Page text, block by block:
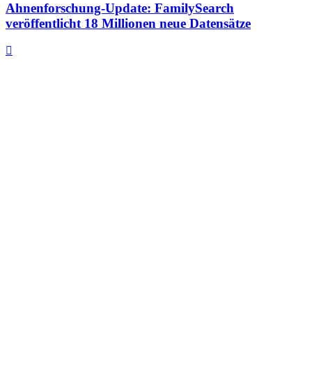
Ahnenforschung-Update: FamilySearch
veröffentlicht 18 Millionen neue Datensätze